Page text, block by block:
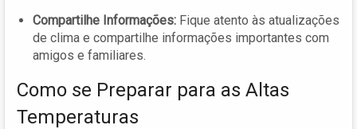
Compartilhe Informações: Fique atento às atualizações
de clima e compartilhe informações importantes com
amigos e familiares.
Como se Preparar para as Altas
Temperaturas